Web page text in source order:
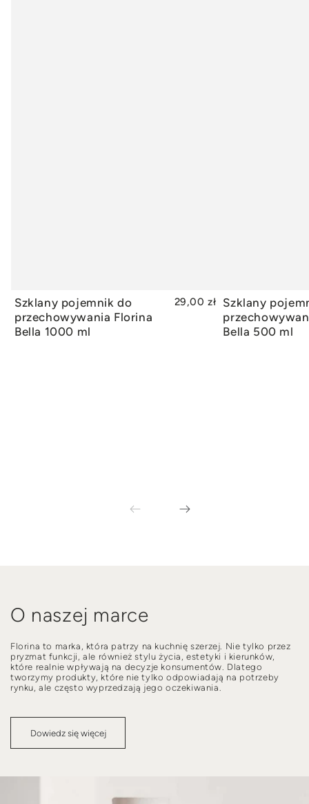
DODAJ DO KOSZYKA
Szklany pojemnik do
przechowywania Florina
Bella 1000 ml
29,00 zł
Szklany
Bella 500 ml
O naszej marce
Florina to marka, która patrzy na kuchnię szerzej. Nie tylko przez
pryzmat funkcji, ale również stylu życia, estetyki i kierunków,
które realnie wpływają na decyzje konsumentów. Dlatego
tworzymy produkty, które nie tylko odpowiadają na potrzeby
rynku, ale często wyprzedzają jego oczekiwania.
Dowiedz się więcej